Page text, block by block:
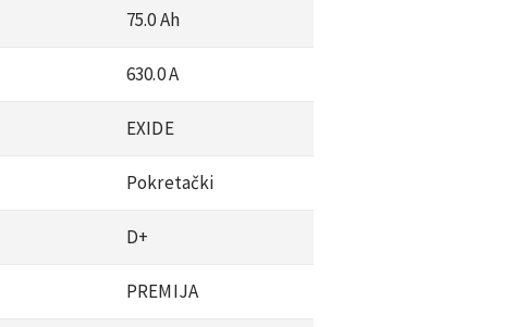
75.0 Ah
630.0 A
EXIDE
Pokretački
D+
PREMIJA